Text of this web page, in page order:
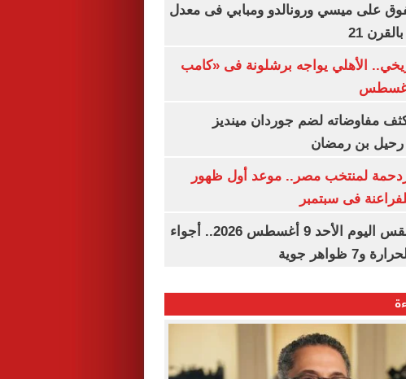
على ميسي ورونالدو ومبابي فى معدل
21
الأهلي يواجه برشلونة فى «كامب
مفاوضاته لضم جوردان مينديز
بن رمضان
لمنتخب مصر.. موعد أول ظهور
فى سبتمبر
حالة الطقس اليوم الأحد 9 أغسطس 2026.. أجواء
ظواهر جوية